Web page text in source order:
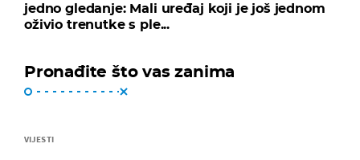
jedno gledanje: Mali uređaj koji je još jednom
oživio trenutke s ple...
Pronađite što vas zanima
VIJESTI